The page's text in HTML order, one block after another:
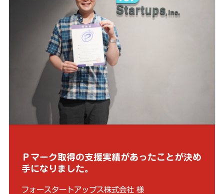
Ｐマーク取得の支援実績があったことが決め
手になりました。
フォースタートアップス株式会社 様